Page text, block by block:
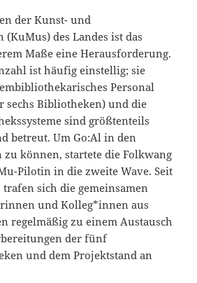
der Kunst- und
des Landes ist das
Maße eine Herausforderung.
ist häufig einstellig; sie
Personal
sechs Bibliotheken) und die
sind größtenteils
betreut. Um Go:Al in den
können, startete die Folkwang
Pilotin in die zweite Wave. Seit
trafen sich die gemeinsamen
und Kolleg*innen aus
regelmäßig zu einem Austausch
der fünf
und dem Projektstand an